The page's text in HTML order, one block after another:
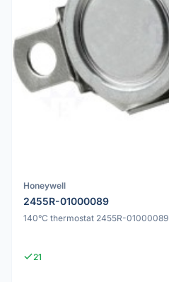
Honeywell
2455R-01000089
140°C thermostat 2455R-01000089
21